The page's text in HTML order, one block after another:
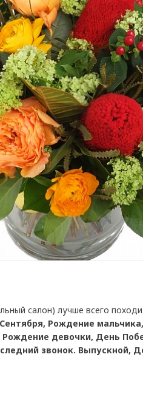
салон) лучше всего
Рождение
девочки, День
звонок. Выпускной,